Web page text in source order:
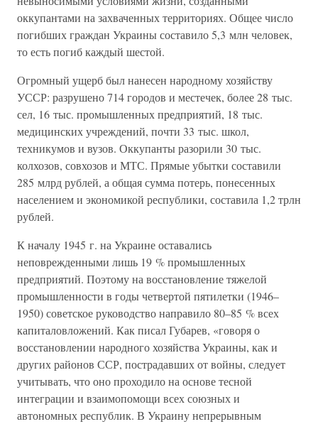
оккупантами на захваченных территориях. Общее число
погибших граждан Украины составило 5,3 млн человек,
то есть погиб каждый шестой.
Огромный ущерб был нанесен народному хозяйству
УССР: разрушено 714 городов и местечек, более 28 тыс.
сел, 16 тыс. промышленных предприятий, 18 тыс.
медицинских учреждений, почти 33 тыс. школ,
техникумов и вузов. Оккупанты разорили 30 тыс.
колхозов, совхозов и МТС. Прямые убытки составили
285 млрд рублей, а общая сумма потерь, понесенных
населением и экономикой республики, составила 1,2 трлн
рублей.
К началу 1945 г. на Украине оставались
неповрежденными лишь 19 % промышленных
предприятий. Поэтому на восстановление тяжелой
промышленности в годы четвертой пятилетки (1946–
1950) советское руководство направило 80–85 % всех
капиталовложений. Как писал Губарев, «говоря о
восстановлении народного хозяйства Украины, как и
других районов ССР, пострадавших от войны, следует
учитывать, что оно проходило на основе тесной
интеграции и взаимопомощи всех союзных и
автономных республик. В Украину непрерывным